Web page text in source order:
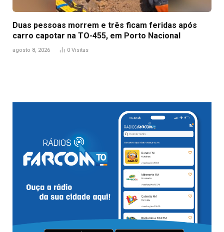
Duas pessoas morrem e três ficam feridas após
carro capotar na TO-455, em Porto Nacional
agosto 8, 2026 0 Visitas